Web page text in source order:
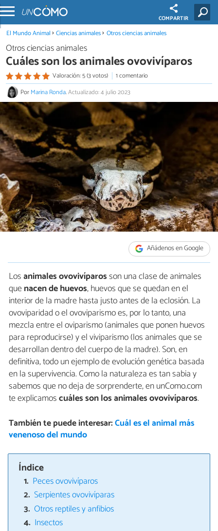
COMPARTIR
El Mundo Animal Ciencias animales Otros ciencias animales
Otros ciencias animales
Cuáles son los animales ovovivíparos
Valoración: 5 (3 votos)
1 comentario
PorMarina Ronda.Actualizado: 4 julio 2023
Añádenos en Google
Losanimales ovovivíparosson una clase de animales
quenacen de huevos, huevos que se quedan en el
interior de la madre hasta justo antes de la eclosión. La
ovoviparidad o el ovoviparismo es, por lo tanto, una
mezcla entre el oviparismo (animales que ponen huevos
para reproducirse) y el viviparismo (los animales que se
desarrollan dentro del cuerpo de la madre). Son, en
definitiva, todo un ejemplo de evolución genética basada
en la supervivencia. Como la naturaleza es tan sabia y
sabemos que no deja de sorprenderte, en unComo.com
te explicamoscuáles son los animales ovovivíparos.
También te puede interesar:Cuál es el animal más
venenoso del mundo
Índice
Peces ovovivíparos
Serpientes ovovivíparas
Otros reptiles y anfibios
Insectos